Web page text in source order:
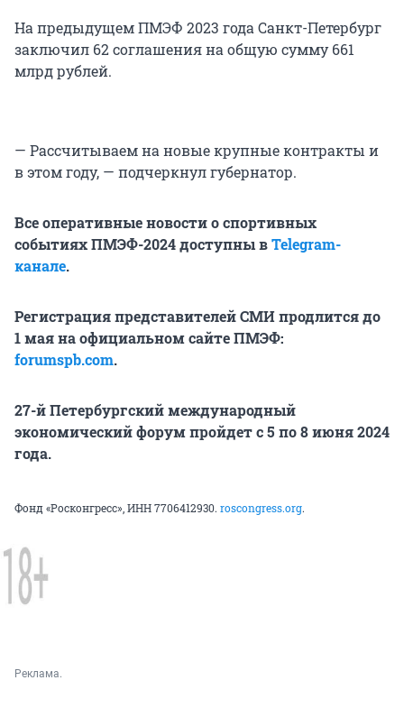
На предыдущем ПМЭФ 2023 года Санкт-Петербург
заключил 62 соглашения на общую сумму 661
млрд рублей.
— Рассчитываем на новые крупные контракты и
в этом году, — подчеркнул губернатор.
Все оперативные новости о спортивных
событиях ПМЭФ-2024 доступны вTelegram-
канале.
Регистрация представителей СМИ продлится до
1 мая на официальном сайте ПМЭФ:
forumspb.com.
27-й Петербургский международный
экономический форум пройдет с 5 по 8 июня 2024
года.
Фонд «Росконгресс», ИНН 7706412930. roscongress.org.
Реклама.